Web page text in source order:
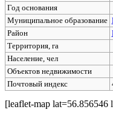
Год основания
Муниципальное образование
Район
Территория, га
Население, чел
Объектов недвижимости
Почтовый индекс
[leaflet-map